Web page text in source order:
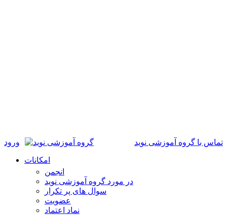
تماس با گروه آموزشی نوید ورود
امکانات
انجمن
در مورد گروه آموزشی نوید
سوال های پر تکرار
عضویت
نماد اعتماد